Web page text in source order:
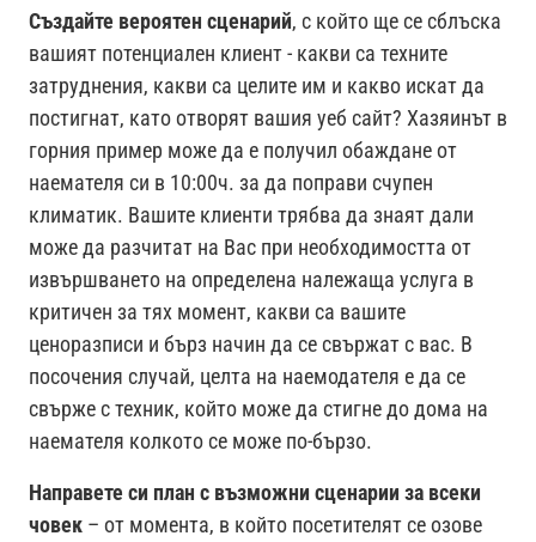
Създайте вероятен сценарий, с който ще се сблъска
вашият потенциален клиент - какви са техните
затруднения, какви са целите им и какво искат да
постигнат, като отворят вашия уеб сайт? Хазяинът в
горния пример може да е получил обаждане от
наемателя си в 10:00ч. за да поправи счупен
климатик. Вашите клиенти трябва да знаят дали
може да разчитат на Вас при необходимостта от
извършването на определена належаща услуга в
критичен за тях момент, какви са вашите
ценоразписи и бърз начин да се свържат с вас. В
посочения случай, целта на наемодателя е да се
свърже с техник, който може да стигне до дома на
наемателя колкото се може по-бързо.
Направете си план с възможни сценарии за всеки
човек– от момента, в който посетителят се озове